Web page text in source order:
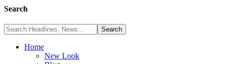
Search
Home
New Look